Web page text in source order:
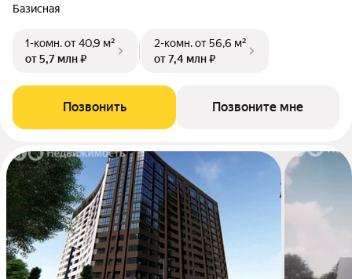
Базисная
1-комн.от 40,9 м²
от 5,7 млн ₽
2-комн.от 56,6 м²
от 7,4 млн ₽
Позвонить Позвоните мне